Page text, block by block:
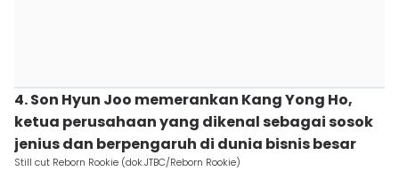
4. Son Hyun Joo memerankan Kang Yong Ho,
ketua perusahaan yang dikenal sebagai sosok
jenius dan berpengaruh di dunia bisnis besar
Still cut Reborn Rookie (dok.JTBC/Reborn Rookie)